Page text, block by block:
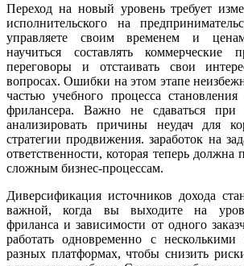
Переход на новый уровень требует
исполнительского на
управляете своим временем и
научиться составлять коммерческие
переговоры и отстаивать свои
вопросах. Ошибки на этом этапе
частью учебного процесса становления
фрилансера. Важно не сдаваться при
анализировать причины неудач для
стратегии продвижения. заработок на
ответственности, которая теперь должна
сложным бизнес-процессам.
Диверсификация источников дохода
важной, когда вы выходите на
фриланса и зависимости от одного
работать одновременно с
разных платформах, чтобы снизить